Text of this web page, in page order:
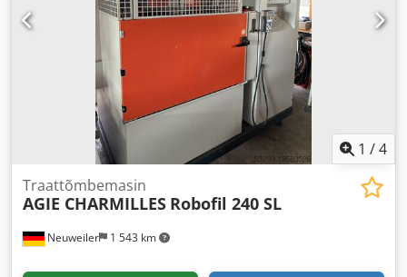
1 /4
Neuweiler 1 543 km
Traattõmbemasin
AGIE CHARMILLES Robofil 240 SL